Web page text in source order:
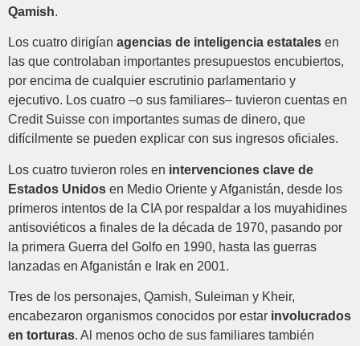
Qamish.
Los cuatro dirigían agencias de inteligencia estatales en
las que controlaban importantes presupuestos encubiertos,
por encima de cualquier escrutinio parlamentario y
ejecutivo. Los cuatro –o sus familiares– tuvieron cuentas en
Credit Suisse con importantes sumas de dinero, que
difícilmente se pueden explicar con sus ingresos oficiales.
Los cuatro tuvieron roles en intervenciones clave de
Estados Unidos en Medio Oriente y Afganistán, desde los
primeros intentos de la CIA por respaldar a los muyahidines
antisoviéticos a finales de la década de 1970, pasando por
la primera Guerra del Golfo en 1990, hasta las guerras
lanzadas en Afganistán e Irak en 2001.
Tres de los personajes, Qamish, Suleiman y Kheir,
encabezaron organismos conocidos por estar involucrados
en torturas. Al menos ocho de sus familiares también